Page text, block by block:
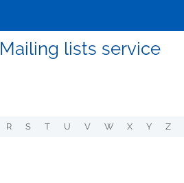
Mailing lists service
R S T U V W X Y Z